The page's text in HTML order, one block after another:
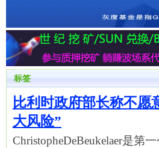
标签
比利时政府部长称不愿
大风险”
ChristopheDeBeukelaer是第